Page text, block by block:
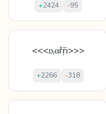
+2424 -95
<<<ᴅᵢαřṝі>>>
+2266 -318